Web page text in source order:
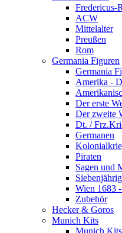
Fredericus-
ACW
Mittelalter
Preußen
Rom
Germania Figuren
Germania
Amerika -
Der erste
Der zweite
Dt. /
Germanen
Piraten
Sagen und
Wien 1683
Zubehör
Hecker & Goros
Munich Kits
Munich